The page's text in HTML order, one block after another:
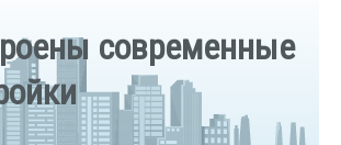
Выкуп
Регионы
современные